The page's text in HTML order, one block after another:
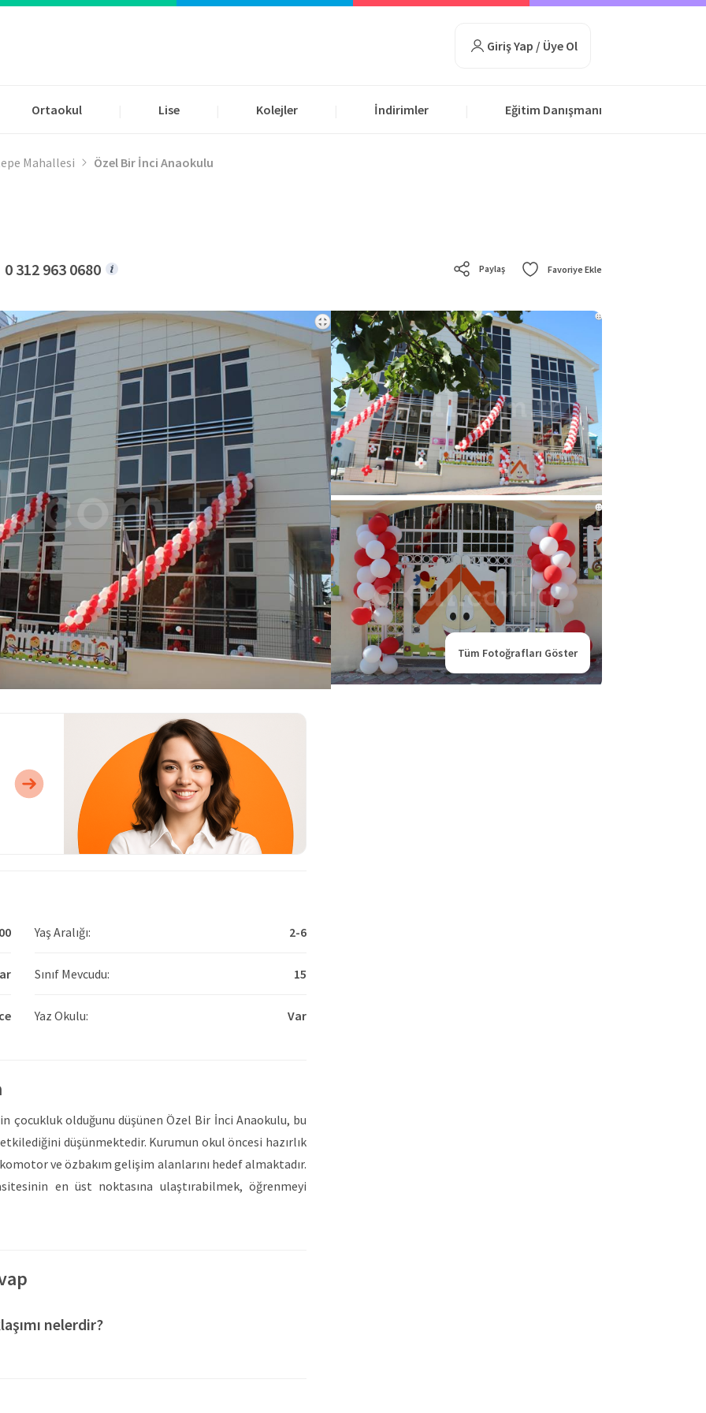
Giriş Yap / Üye Ol
Ortaokul Lise Kolejler İndirimler Eğitim Danışmanı
Mahallesi Özel Bir İnci Anaokulu
Favoriye Ekle
Paylaş
0 312 963 0680
Tüm Fotoğrafları Göster
Yaş Aralığı: 2-6
Sınıf Mevcudu: 15
Yaz Okulu: Var
çocukluk olduğunu düşünen Özel Bir İnci Anaokulu, bu
düşünmektedir. Kurumun okul öncesi hazırlık
ve özbakım gelişim alanlarını hedef almaktadır.
en üst noktasına ulaştırabilmek, öğrenmeyi
etkinlikleri düzenlemektedir. Kendilerini ifade
nelerdir?